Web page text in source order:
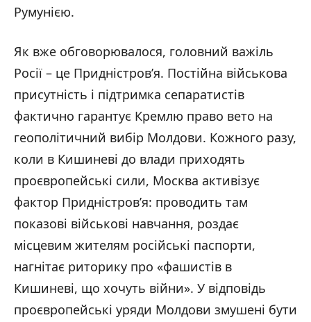
Румунією.
Як вже обговорювалося, головний важіль
Росії – це Придністров’я. Постійна військова
присутність і підтримка сепаратистів
фактично гарантує Кремлю право вето на
геополітичний вибір Молдови. Кожного разу,
коли в Кишиневі до влади приходять
проєвропейські сили, Москва активізує
фактор Придністров’я: проводить там
показові військові навчання, роздає
місцевим жителям російські паспорти,
нагнітає риторику про «фашистів в
Кишиневі, що хочуть війни». У відповідь
проєвропейські уряди Молдови змушені бути